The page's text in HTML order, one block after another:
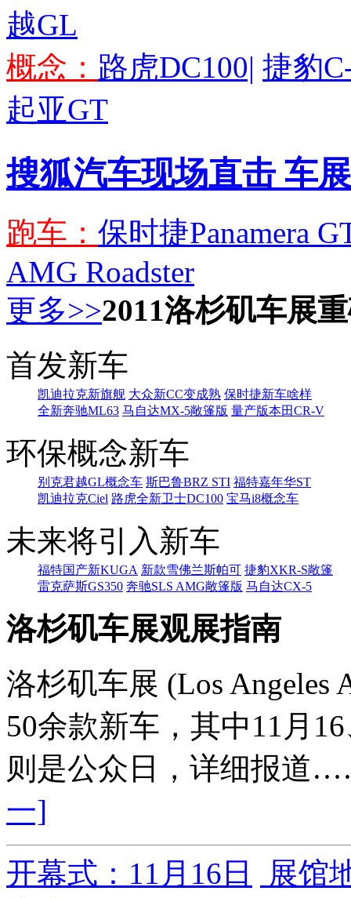
越GL
概念： 路虎DC100| 捷豹
起亚GT
搜狐汽车现场直击 车
跑车： 保时捷Panamera
AMG Roadster
更多>>2011洛杉矶车展
首发新车
凯迪拉克新旗舰 大众新CC变成熟 保时捷新车啥样
全新奔驰ML63 马自达MX-5敞篷版 量产版本田CR-V
环保概念新车
别克君越GL概念车 斯巴鲁BRZ STI 福特嘉年华ST
凯迪拉克Ciel 路虎全新卫士DC100 宝马i8概念车
未来将引入新车
福特国产新KUGA 新款雪佛兰斯帕可 捷豹XKR-S敞篷
雷克萨斯GS350 奔驰SLS AMG敞篷版 马自达CX-5
洛杉矶车展观展指南
洛杉矶车展 (Los Angeles
50余款新车，其中11月
则是公众日，详细报道
一]
开幕式：11月16日
展馆